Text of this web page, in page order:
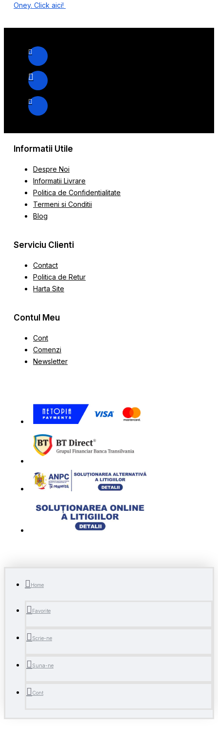
Oney. Click aici!
Informatii Utile
Despre Noi
Informatii Livrare
Politica de Confidentialitate
Termeni si Conditii
Blog
Serviciu Clienti
Contact
Politica de Retur
Harta Site
Contul Meu
Cont
Comenzi
Newsletter
Home
Favorite
Scrie-ne
Suna-ne
Cont